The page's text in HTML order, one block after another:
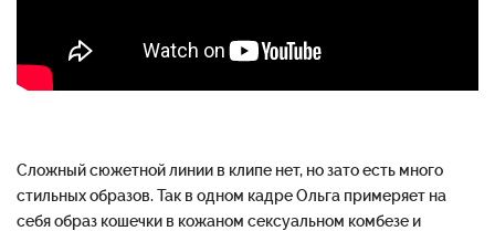
Сложный сюжетной линии в клипе нет, но зато есть много
стильных образов. Так в одном кадре Ольга примеряет на
себя образ кошечки в кожаном сексуальном комбезе и